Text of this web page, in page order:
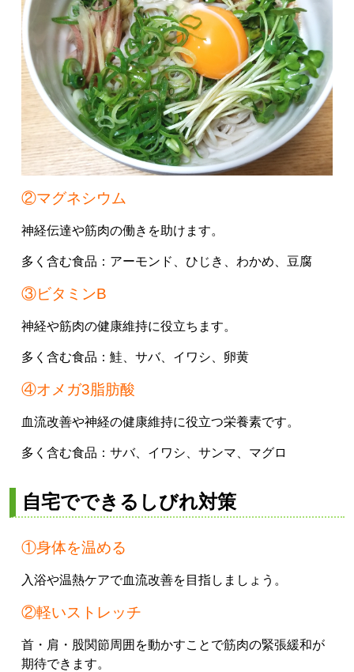
②マグネシウム
神経伝達や筋肉の働きを助けます。
多く含む食品： アーモンド、 ひじき、 わかめ、 豆腐
③ビタミンB
神経や筋肉の健康維持に役立ちます。
多く含む食品： 鮭、 サバ、 イワシ、 卵黄
④オメガ3脂肪酸
血流改善や神経の健康維持に役立つ栄養素です。
多く含む食品： サバ、 イワシ、 サンマ、 マグロ
自宅でできるしびれ対策
①身体を温める
入浴や温熱ケアで血流改善を目指しましょう。
②軽いストレッチ
首・肩・股関節周囲を動かすことで筋肉の緊張緩和が
期待できます。